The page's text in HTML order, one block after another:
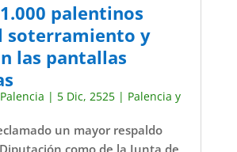
palentinos
soterramiento y
las pantallas
| 5 Dic, 2525| Palencia y
un mayor respaldo